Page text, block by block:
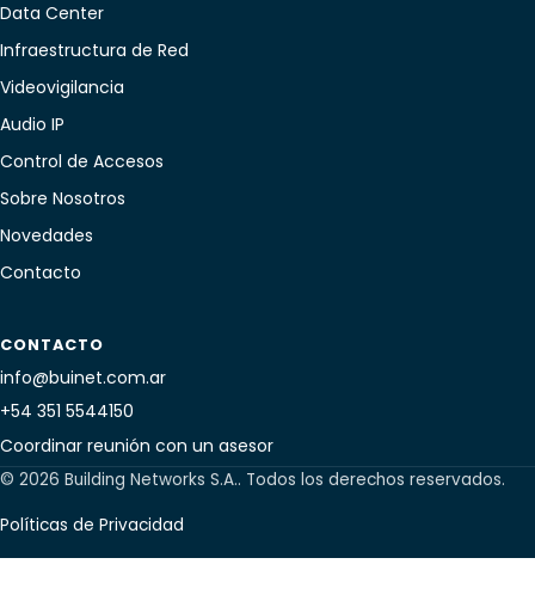
Data Center
Infraestructura de Red
Videovigilancia
Audio IP
Control de Accesos
Sobre Nosotros
Novedades
Contacto
CONTACTO
info@buinet.com.ar
+54 351 5544150
Coordinar reunión con un asesor
© 2026 Building Networks S.A.. Todos los derechos reservados.
Políticas de Privacidad